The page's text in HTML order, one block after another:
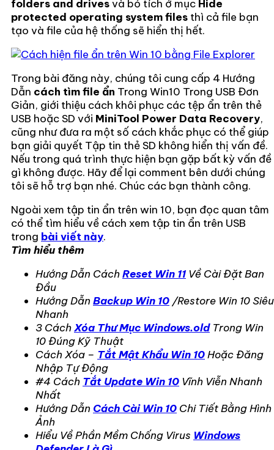
folders and drivesvà bỏ tích ở mục Hide
protected operating system files thì cả file bạn
tạo và file của hệ thống sẽ hiển thị hết.
Trong bài đăng này, chúng tôi cung cấp 4 Hướng
Dẫn cách tìm file ẩn Trong Win10 Trong USB Đơn
Giản, giới thiệu cách khôi phục các tệp ẩn trên thẻ
USB hoặc SD với MiniTool Power Data Recovery,
cũng như đưa ra một số cách khắc phục có thể giúp
bạn giải quyết Tập tin thẻ SD không hiển thị vấn đề.
Nếu trong quá trình thực hiện bạn gặp bất kỳ vấn đề
gì không được. Hãy để lại comment bên dưới chúng
tôi sẽ hỗ trợ bạn nhé. Chúc các bạn thành công.
Ngoài xem tập tin ẩn trên win 10, bạn đọc quan tâm
có thể tìm hiểu về cách xem tập tin ẩn trên USB
trong bài viết này.
Tìm hiểu thêm
Hướng Dẫn CáchReset Win 11 Về Cài Đặt Ban
Đầu
Hướng Dẫn Backup Win 10 /Restore Win 10 Siêu
Nhanh
3 CáchXóa Thư Mục Windows.oldTrong Win
10 Đúng Kỹ Thuật
Cách Xóa – Tắt Mật Khẩu Win 10Hoặc Đăng
Nhập Tự Động
#4 Cách Tắt Update Win 10 Vĩnh Viễn Nhanh
Nhất
Hướng Dẫn Cách Cài Win 10 Chi Tiết Bằng Hình
Ảnh
Hiểu Về Phần Mềm Chống Virus Windows